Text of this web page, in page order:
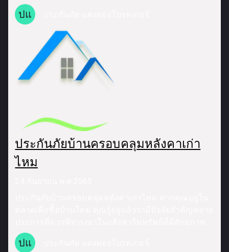
ปแ
ประกันภัยบ้านครอบคลุมหลังคาเก่า
ไหม
ปแ